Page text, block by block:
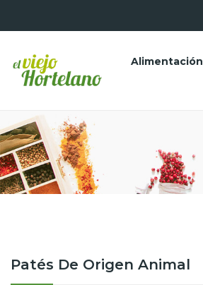
Alimentación
Patés De Origen Animal